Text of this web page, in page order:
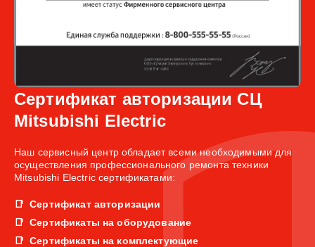
Сертификат авторизации СЦ
Mitsubishi Electric
Наш сервисный центр обладает всеми необходимыми для
осуществления профессионального ремонта техники
Mitsubishi Electric сертификатами:
Сертификат авторизации
Сертификаты на оборудование
Сертификаты на комплектующие